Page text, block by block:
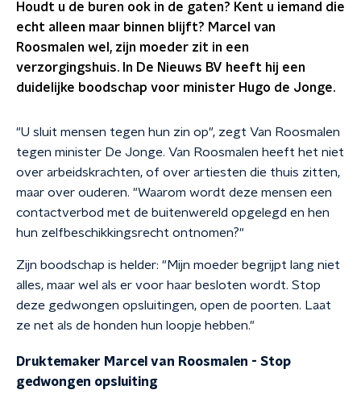
Houdt u de buren ook in de gaten? Kent u iemand die
echt alleen maar binnen blijft? Marcel van
Roosmalen wel, zijn moeder zit in een
verzorgingshuis. In De Nieuws BV heeft hij een
duidelijke boodschap voor minister Hugo de Jonge.
"U sluit mensen tegen hun zin op", zegt Van Roosmalen
tegen minister De Jonge. Van Roosmalen heeft het niet
over arbeidskrachten, of over artiesten die thuis zitten,
maar over ouderen. "Waarom wordt deze mensen een
contactverbod met de buitenwereld opgelegd en hen
hun zelfbeschikkingsrecht ontnomen?"
Zijn boodschap is helder: "Mijn moeder begrijpt lang niet
alles, maar wel als er voor haar besloten wordt. Stop
deze gedwongen opsluitingen, open de poorten. Laat
ze net als de honden hun loopje hebben."
Druktemaker Marcel van Roosmalen - Stop
gedwongen opsluiting